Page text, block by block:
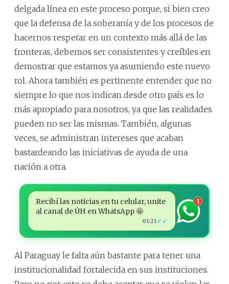
delgada línea en este proceso porque, si bien creo
que la defensa de la soberanía y de los procesos de
hacernos respetar en un contexto más allá de las
fronteras, debemos ser consistentes y creíbles en
demostrar que estamos ya asumiendo este nuevo
rol. Ahora también es pertinente entender que no
siempre lo que nos indican desde otro país es lo
más apropiado para nosotros, ya que las realidades
pueden no ser las mismas. También, algunas
veces, se administran intereses que acaban
bastardeando las iniciativas de ayuda de una
nación a otra.
Recibí las noticias en tu celular, unite
al canal de ÚH en WhatsApp 🤩
01:21✓✓
1
Al Paraguay le falta aún bastante para tener una
institucionalidad fortalecida en sus instituciones.